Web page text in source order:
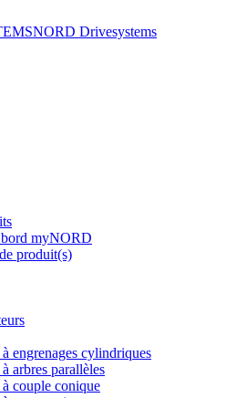
NORD Drivesystems
bord myNORD
produit(s)
engrenages cylindriques
arbres parallèles
couple conique